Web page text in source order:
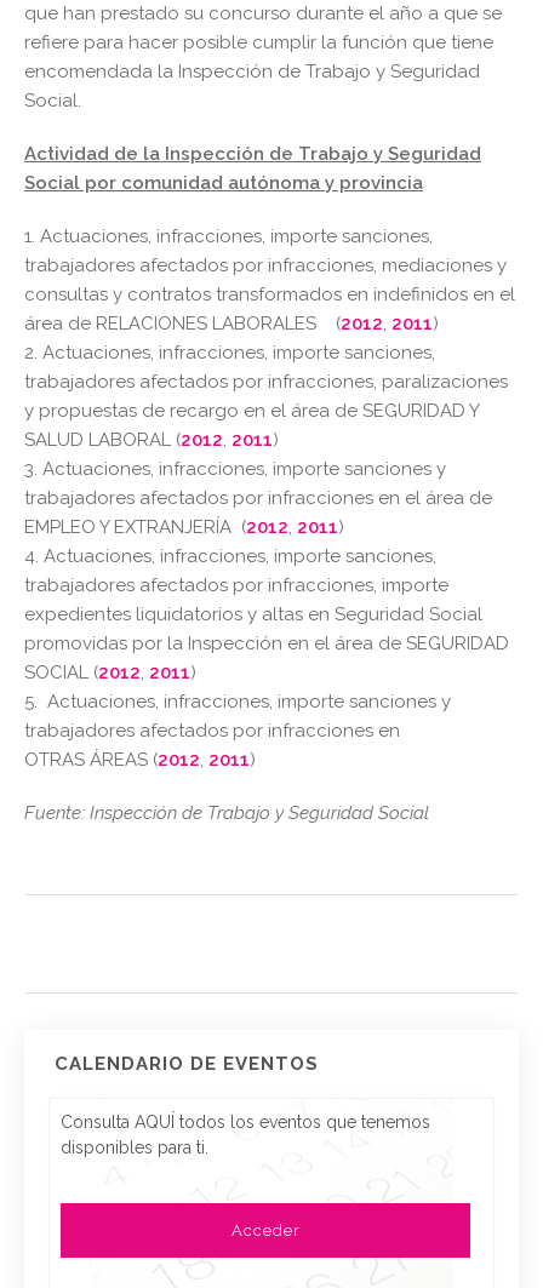
que han prestado su concurso durante el año a que se
refiere para hacer posible cumplir la función que tiene
encomendada la Inspección de Trabajo y Seguridad
Social.
Actividad de la Inspección de Trabajo y Seguridad
Social por comunidad autónoma y provincia
1. Actuaciones, infracciones, importe sanciones,
trabajadores afectados por infracciones, mediaciones y
consultas y contratos transformados en indefinidos en el
área de RELACIONES LABORALES (2012 2011)
2. Actuaciones, infracciones, importe sanciones,
trabajadores afectados por infracciones, paralizaciones
y propuestas de recargo en el área de SEGURIDAD Y
SALUD LABORAL (2012 2011)
3. Actuaciones, infracciones, importe sanciones y
trabajadores afectados por infracciones en el área de
EMPLEO Y EXTRANJERÍA (2012 2011)
4. Actuaciones, infracciones, importe sanciones,
trabajadores afectados por infracciones, importe
expedientes liquidatorios y altas en Seguridad Social
promovidas por la Inspección en el área de SEGURIDAD
SOCIAL (2012 2011)
5. Actuaciones, infracciones, importe sanciones y
trabajadores afectados por infracciones en
OTRAS ÁREAS (2012 2011)
Fuente: Inspección de Trabajo y Seguridad Social
CALENDARIO DE EVENTOS
Consulta AQUÍ todos los eventos que tenemos
disponibles para ti.
Acceder